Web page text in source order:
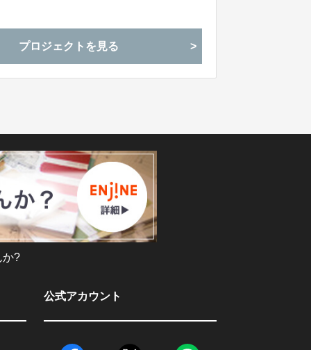
プロジェクトを見る
か?
公式アカウント